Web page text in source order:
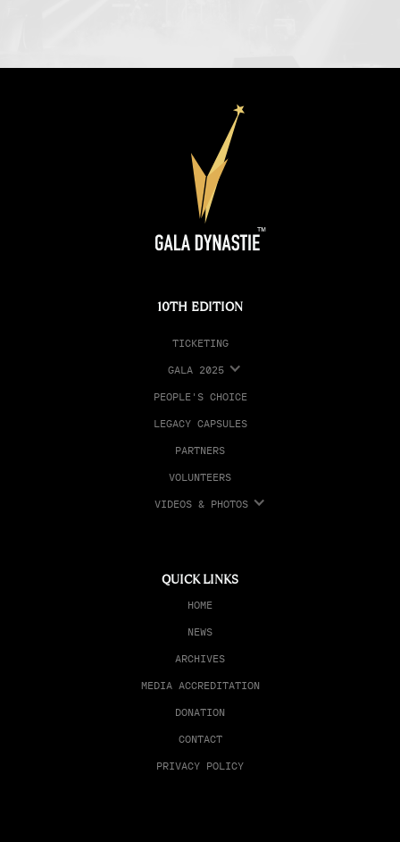
10TH EDITION
TICKETING
GALA 2025
PEOPLE'S CHOICE
LEGACY CAPSULES
PARTNERS
VOLUNTEERS
VIDEOS & PHOTOS
QUICK LINKS
HOME
NEWS
ARCHIVES
MEDIA ACCREDITATION
DONATION
CONTACT
PRIVACY POLICY